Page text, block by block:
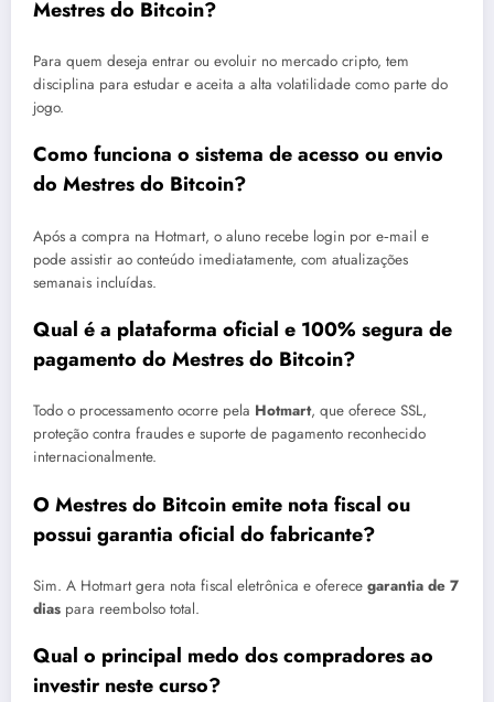
Mestres do Bitcoin?
Para quem deseja entrar ou evoluir no mercado cripto, tem
disciplina para estudar e aceita a alta volatilidade como parte do
jogo.
Como funciona o sistema de acesso ou envio
do Mestres do Bitcoin?
Após a compra na Hotmart, o aluno recebe login por e‑mail e
pode assistir ao conteúdo imediatamente, com atualizações
semanais incluídas.
Qual é a plataforma oficial e 100% segura de
pagamento do Mestres do Bitcoin?
Todo o processamento ocorre pela Hotmart, que oferece SSL,
proteção contra fraudes e suporte de pagamento reconhecido
internacionalmente.
O Mestres do Bitcoin emite nota fiscal ou
possui garantia oficial do fabricante?
Sim. A Hotmart gera nota fiscal eletrônica e oferece garantia de 7
dias para reembolso total.
Qual o principal medo dos compradores ao
investir neste curso?